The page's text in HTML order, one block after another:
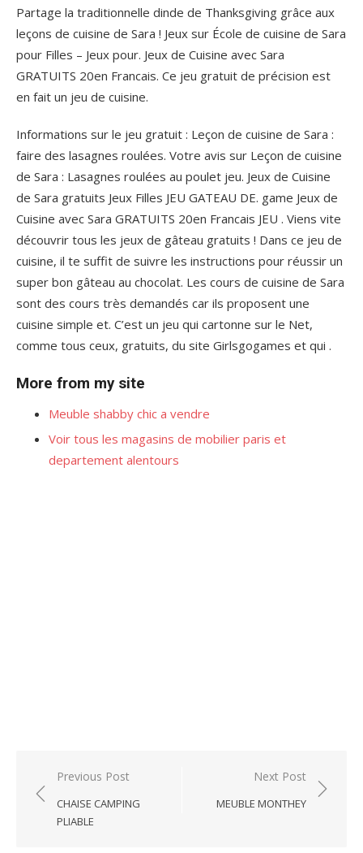
Partage la traditionnelle dinde de Thanksgiving grâce aux
leçons de cuisine de Sara ! Jeux sur École de cuisine de Sara
pour Filles – Jeux pour. Jeux de Cuisine avec Sara
GRATUITS 20en Francais. Ce jeu gratuit de précision est
en fait un jeu de cuisine.
Informations sur le jeu gratuit : Leçon de cuisine de Sara :
faire des lasagnes roulées. Votre avis sur Leçon de cuisine
de Sara : Lasagnes roulées au poulet jeu. Jeux de Cuisine
de Sara gratuits Jeux Filles JEU GATEAU DE. game Jeux de
Cuisine avec Sara GRATUITS 20en Francais JEU . Viens vite
découvrir tous les jeux de gâteau gratuits ! Dans ce jeu de
cuisine, il te suffit de suivre les instructions pour réussir un
super bon gâteau au chocolat. Les cours de cuisine de Sara
sont des cours très demandés car ils proposent une
cuisine simple et. C’est un jeu qui cartonne sur le Net,
comme tous ceux, gratuits, du site Girlsgogames et qui .
More from my site
Meuble shabby chic a vendre
Voir tous les magasins de mobilier paris et
departement alentours
Post
navigation
Previous Post
CHAISE CAMPING
PLIABLE
Next Post
MEUBLE MONTHEY